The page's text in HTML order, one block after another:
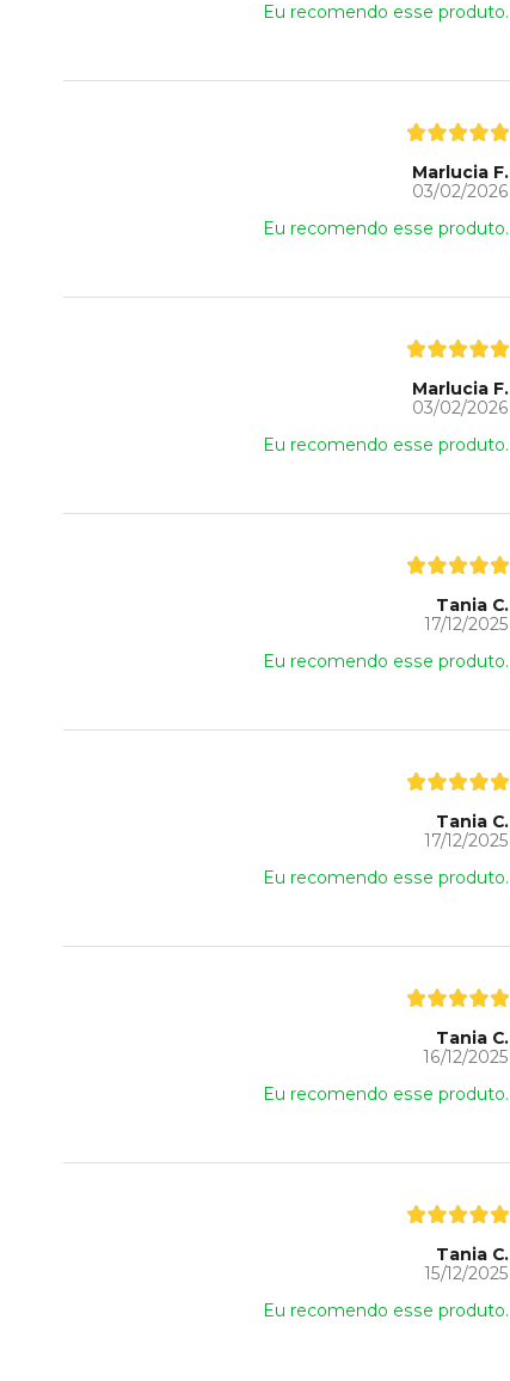
Eu recomendo esse produto.
Marlucia F.
03/02/2026
Eu recomendo esse produto.
Marlucia F.
03/02/2026
Eu recomendo esse produto.
Tania C.
17/12/2025
Eu recomendo esse produto.
Tania C.
17/12/2025
Eu recomendo esse produto.
Tania C.
16/12/2025
Eu recomendo esse produto.
Tania C.
15/12/2025
Eu recomendo esse produto.